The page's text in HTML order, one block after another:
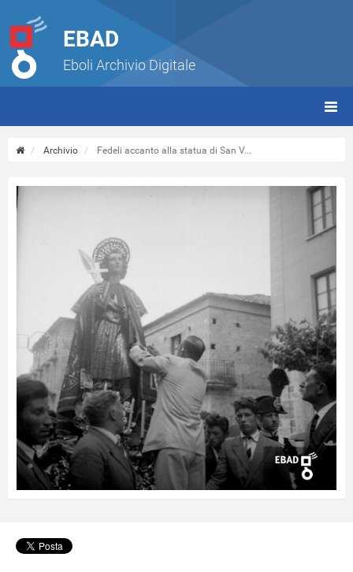
EBAD
Eboli Archivio Digitale
Archivio Fedeli accanto alla statua di San V...